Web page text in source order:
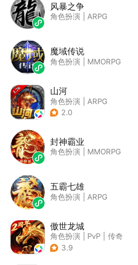
风暴之争
角色扮演 ARPG
魔域传说
角色扮演 MMORPG
山河
角色扮演
ARPG
| 传奇
2.0
封神霸业
角色扮演 MMORPG
五霸七雄
角色扮演 ARPG
傲世龙城
角色扮演 PvP
传奇
| 千人同屏
3.9